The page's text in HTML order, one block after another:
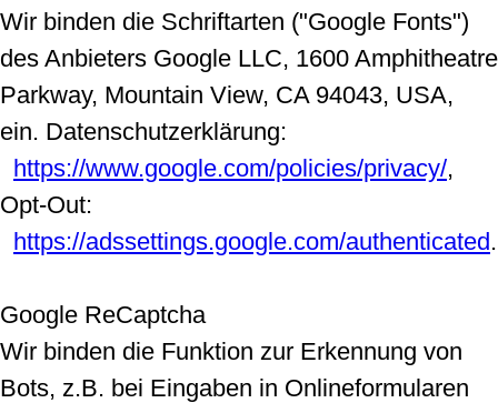
Wir binden die Schriftarten ("Google Fonts")
des Anbieters Google LLC, 1600 Amphitheatre
Parkway, Mountain View, CA 94043, USA,
ein. Datenschutzerklärung:
https://www.google.com/policies/privacy/,
Opt-Out:
https://adssettings.google.com/authenticated.
Google ReCaptcha
Wir binden die Funktion zur Erkennung von
Bots, z.B. bei Eingaben in Onlineformularen